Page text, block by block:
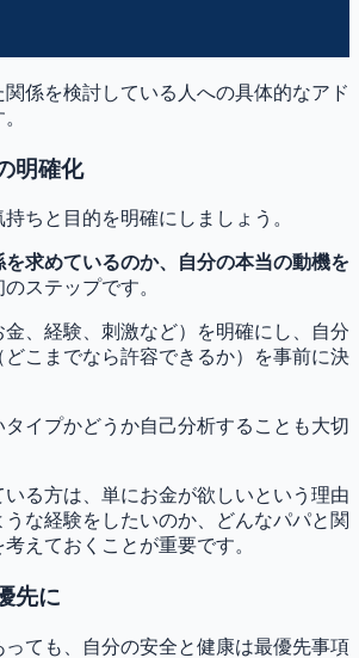
係を検討している人への具体的なアド
明確化
ちと目的を明確にしましょう。
求めているのか、自分の本当の動機を
ステップです。
、経験、刺激など）を明確にし、自分
こまでなら許容できるか）を事前に決
イプかどうか自己分析することも大切
る方は、単にお金が欲しいという理由
な経験をしたいのか、どんなパパと関
えておくことが重要です。
先に
っても、自分の安全と健康は最優先事項